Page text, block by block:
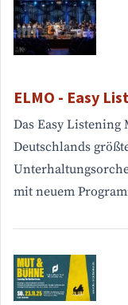
ELMO - Easy
Das Easy Listening
Deutschlands
mit neuem